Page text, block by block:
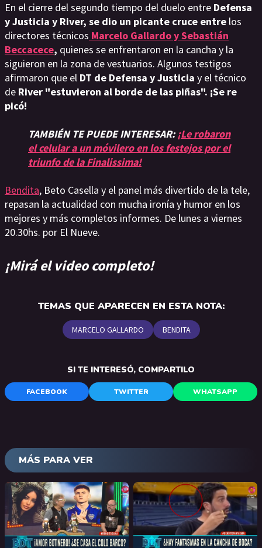
En el cierre del segundo tiempo del duelo entre Defensa
y Justicia y River, se dio un picante cruce entre los
directores técnicos Marcelo Gallardo y Sebastián
Beccacece, quienes se enfrentaron en la cancha y la
siguieron en la zona de vestuarios. Algunos testigos
afirmaron que el DT de Defensa y Justicia y el técnico
de River "estuvieron al borde de las piñas". ¡Se re
picó!
TAMBIÉN TE PUEDE INTERESAR:¡Le robaron
el celular a un móvilero en los festejos por el
triunfo de la Finalissima!
Bendita, Beto Casella y el panel más divertido de la tele,
repasan la actualidad con mucha ironía y humor en los
mejores y más completos informes. De lunes a viernes
20.30hs. por El Nueve.
¡Mirá el video completo!
TEMAS QUE APARECEN EN ESTA NOTA:
MARCELO GALLARDO BENDITA
SI TE INTERESÓ, COMPARTILO
FACEBOOK TWITTER WHATSAPP
MÁS PARA VER